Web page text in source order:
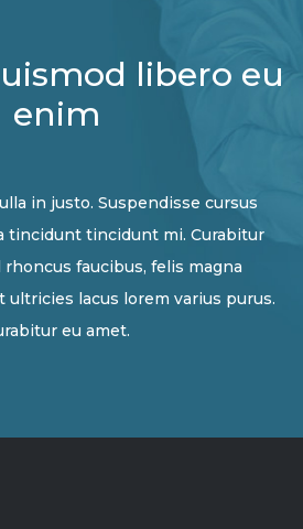
libero eu
enim
in justo. Suspendisse cursus
tincidunt tincidunt mi. Curabitur
rhoncus faucibus, felis magna
ultricies lacus lorem varius purus.
eu amet.